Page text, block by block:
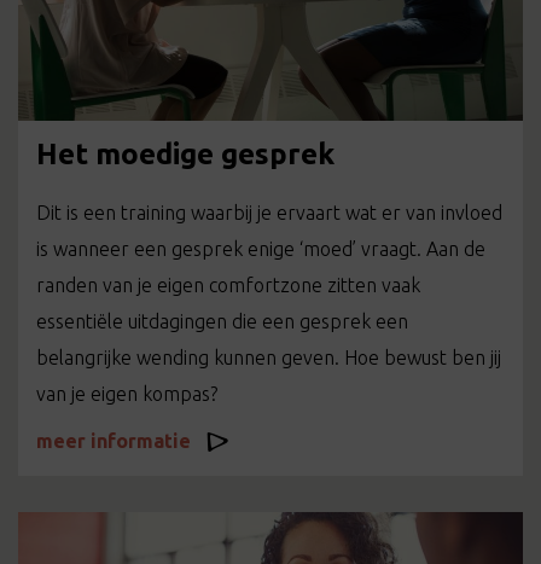
Het moedige gesprek
Dit is een training waarbij je ervaart wat er van invloed
is wanneer een gesprek enige ‘moed’ vraagt. Aan de
randen van je eigen comfortzone zitten vaak
essentiële uitdagingen die een gesprek een
belangrijke wending kunnen geven. Hoe bewust ben jij
van je eigen kompas?
meer informatie